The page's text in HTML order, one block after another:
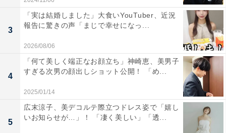
3
「実は結婚しました」大食いYouTuber、近況
報告に驚きの声「まじで幸せになっ...
2026/08/06
4
「何て美しく端正なお顔立ち」神崎恵、美男子
すぎる次男の顔出しショット公開！ 「め...
2025/01/14
5
広末涼子、美デコルテ際立つドレス姿で「嬉し
いお知らせが…」！ 「凄く美しい」「透...